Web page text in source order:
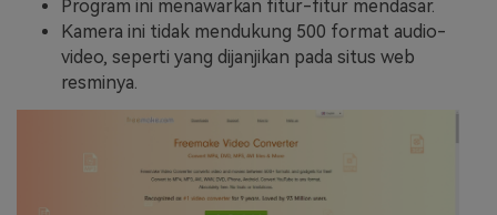
Program ini menawarkan fitur-fitur mendasar.
Kamera ini tidak mendukung 500 format audio-
video, seperti yang dijanjikan pada situs web
resminya.